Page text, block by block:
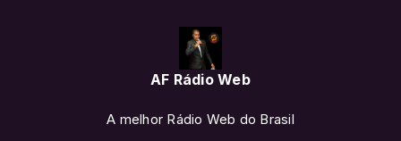
AF Rádio Web
A melhor Rádio Web do Brasil